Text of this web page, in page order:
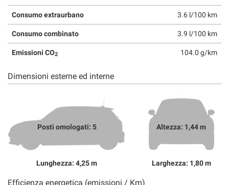
Consumo extraurbano 3.6 l/100 km
Consumo combinato 3.9 l/100 km
Emissioni CO2 104.0 g/km
Dimensioni esterne ed interne
Posti omologati: 5
Lunghezza: 4,25 m
Altezza: 1,44 m
Larghezza: 1,80 m
Efficienza energetica (emissioni / Km)